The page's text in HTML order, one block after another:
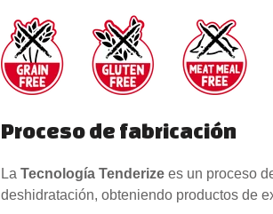
Proceso de fabricación
La Tecnología Tenderizees un proceso
deshidratación, obteniendo productos de